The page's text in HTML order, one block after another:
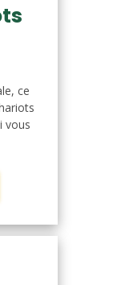
ce
vous